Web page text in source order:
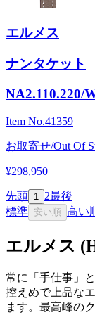
エルメス
ナンタケット
NA2.110.220/
Item No.41359
お取寄せ/Out Of
¥298,950
先頭 1 2最後
標準 安い順 高い
エルメス
常に「手仕事」
控えめで上品な
ます。最高峰の